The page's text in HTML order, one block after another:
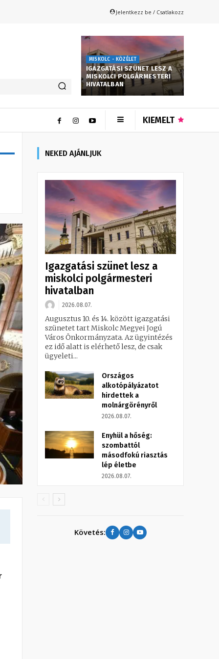
Jelentkezz be / Csatlakozz
MISKOLC - KÖZÉLET
IGAZGATÁSI SZÜNET LESZ A
MISKOLCI POLGÁRMESTERI
HIVATALBAN
KIEMELT
NEKED AJÁNLJUK
Igazgatási szünet lesz a
miskolci polgármesteri
hivatalban
2026.08.07.
Augusztus 10. és 14. között igazgatási
szünetet tart Miskolc Megyei Jogú
Város Önkormányzata. Az ügyintézés
ez idő alatt is elérhető lesz, de csak
ügyeleti...
Országos
alkotópályázatot
hirdettek a
molnárgörényről
2026.08.07.
Enyhül a hőség:
szombattól
másodfokú riasztás
lép életbe
2026.08.07.
Követés: